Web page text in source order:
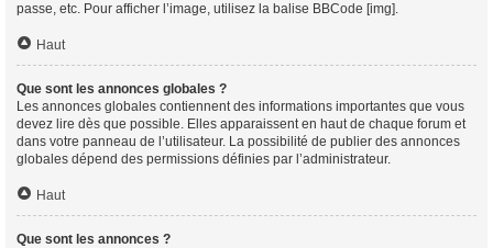
passe, etc. Pour afficher l’image, utilisez la balise BBCode [img].
Haut
Que sont les annonces globales ?
Les annonces globales contiennent des informations importantes que vous
devez lire dès que possible. Elles apparaissent en haut de chaque forum et
dans votre panneau de l’utilisateur. La possibilité de publier des annonces
globales dépend des permissions définies par l’administrateur.
Haut
Que sont les annonces ?